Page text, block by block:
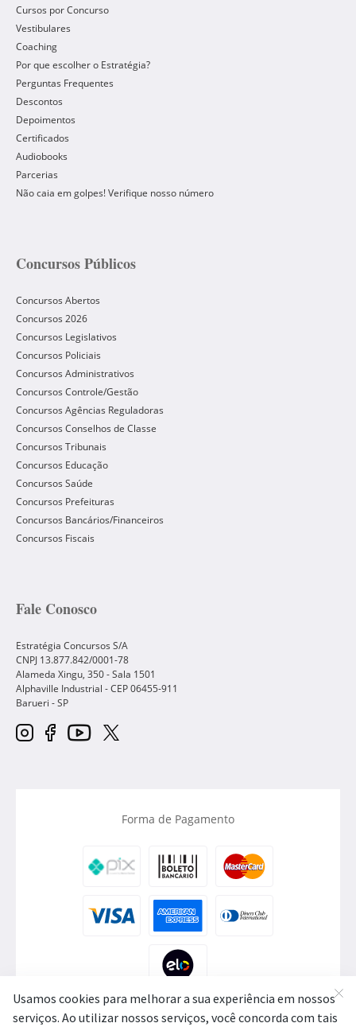
Cursos por Concurso
Vestibulares
Coaching
Por que escolher o Estratégia?
Perguntas Frequentes
Descontos
Depoimentos
Certificados
Audiobooks
Parcerias
Não caia em golpes! Verifique nosso número
Concursos Públicos
Concursos Abertos
Concursos 2026
Concursos Legislativos
Concursos Policiais
Concursos Administrativos
Concursos Controle/Gestão
Concursos Agências Reguladoras
Concursos Conselhos de Classe
Concursos Tribunais
Concursos Educação
Concursos Saúde
Concursos Prefeituras
Concursos Bancários/Financeiros
Concursos Fiscais
Fale Conosco
Estratégia Concursos S/A
CNPJ 13.877.842/0001-78
Alameda Xingu, 350 - Sala 1501
Alphaville Industrial - CEP06455-911
Barueri -SP
Forma de Pagamento